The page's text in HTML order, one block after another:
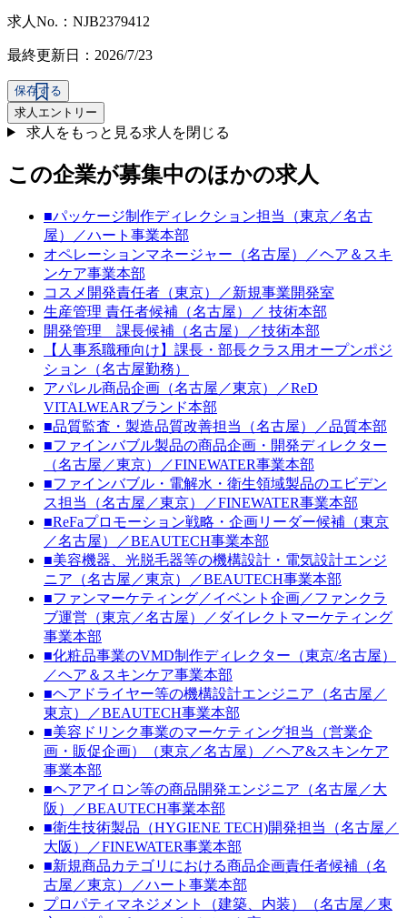
求人No.：NJB2379412
最終更新日：2026/7/23
保存する
求人エントリー
求人をもっと見る求人を閉じる
この企業が募集中のほかの求人
■パッケージ制作ディレクション担当（東京／名古
屋）／ハート事業本部
オペレーションマネージャー（名古屋）／ヘア＆スキ
ンケア事業本部
コスメ開発責任者（東京）／新規事業開発室
生産管理 責任者候補（名古屋）／ 技術本部
開発管理 課長候補（名古屋）／技術本部
【人事系職種向け】課長・部長クラス用オープンポジ
ション（名古屋勤務）
アパレル商品企画（名古屋／東京）／ReD
VITALWEARブランド本部
■品質監査・製造品質改善担当（名古屋）／品質本部
■ファインバブル製品の商品企画・開発ディレクター
（名古屋／東京）／FINEWATER事業本部
■ファインバブル・電解水・衛生領域製品のエビデン
ス担当（名古屋／東京）／FINEWATER事業本部
■ReFaプロモーション戦略・企画リーダー候補（東京
／名古屋）／BEAUTECH事業本部
■美容機器、光脱毛器等の機構設計・電気設計エンジ
ニア（名古屋／東京）／BEAUTECH事業本部
■ファンマーケティング／イベント企画／ファンクラ
ブ運営（東京／名古屋）／ダイレクトマーケティング
事業本部
■化粧品事業のVMD制作ディレクター（東京/名古屋）
／ヘア＆スキンケア事業本部
■ヘアドライヤー等の機構設計エンジニア（名古屋／
東京）／BEAUTECH事業本部
■美容ドリンク事業のマーケティング担当（営業企
画・販促企画）（東京／名古屋）／ヘア&スキンケア
事業本部
■ヘアアイロン等の商品開発エンジニア（名古屋／大
阪）／BEAUTECH事業本部
■衛生技術製品（HYGIENE TECH)開発担当（名古屋／
大阪）／FINEWATER事業本部
■新規商品カテゴリにおける商品企画責任者候補（名
古屋／東京）／ハート事業本部
プロパティマネジメント（建築、内装）（名古屋／東